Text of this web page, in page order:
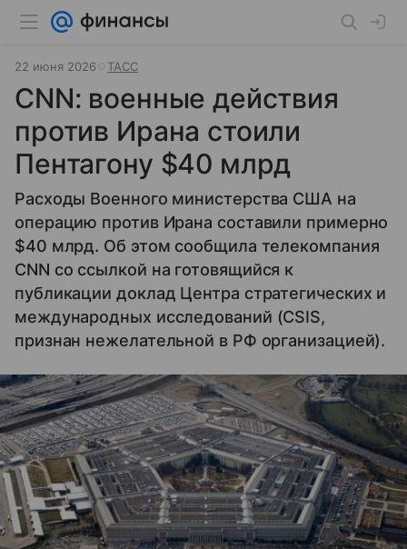
22 июня 2026 ТАСС
CNN: военные действия
против Ирана стоили
Пентагону $40 млрд
Расходы Военного министерства США на
операцию против Ирана составили примерно
$40 млрд. Об этом сообщила телекомпания
CNN со ссылкой на готовящийся к
публикации доклад Центра стратегических и
международных исследований (CSIS,
признан нежелательной в РФ организацией).